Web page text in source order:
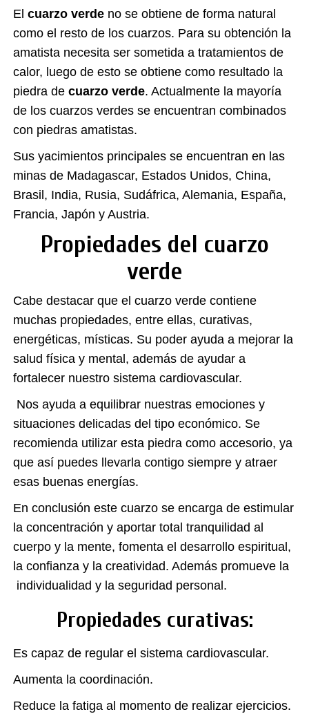
El cuarzo verde no se obtiene de forma natural
como el resto de los cuarzos. Para su obtención la
amatista necesita ser sometida a tratamientos de
calor, luego de esto se obtiene como resultado la
piedra de cuarzo verde. Actualmente la mayoría
de los cuarzos verdes se encuentran combinados
con piedras amatistas.
Sus yacimientos principales se encuentran en las
minas de Madagascar, Estados Unidos, China,
Brasil, India, Rusia, Sudáfrica, Alemania, España,
Francia, Japón y Austria.
Propiedades del cuarzo
verde
Cabe destacar que el cuarzo verde contiene
muchas propiedades, entre ellas, curativas,
energéticas, místicas. Su poder ayuda a mejorar la
salud física y mental, además de ayudar a
fortalecer nuestro sistema cardiovascular.
Nos ayuda a equilibrar nuestras emociones y
situaciones delicadas del tipo económico. Se
recomienda utilizar esta piedra como accesorio, ya
que así puedes llevarla contigo siempre y atraer
esas buenas energías.
En conclusión este cuarzo se encarga de estimular
la concentración y aportar total tranquilidad al
cuerpo y la mente, fomenta el desarrollo espiritual,
la confianza y la creatividad. Además promueve la
individualidad y la seguridad personal.
Propiedades curativas:
Es capaz de regular el sistema cardiovascular.
Aumenta la coordinación.
Reduce la fatiga al momento de realizar ejercicios.